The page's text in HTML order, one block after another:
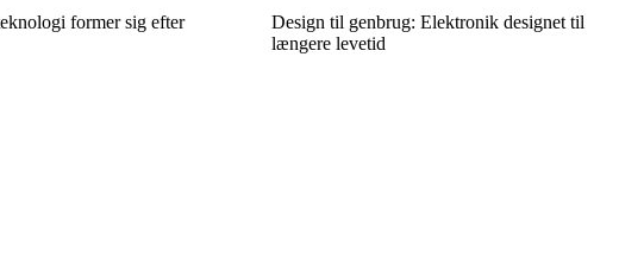
former sig efter
Design til genbrug: Elektronik designet til
længere levetid